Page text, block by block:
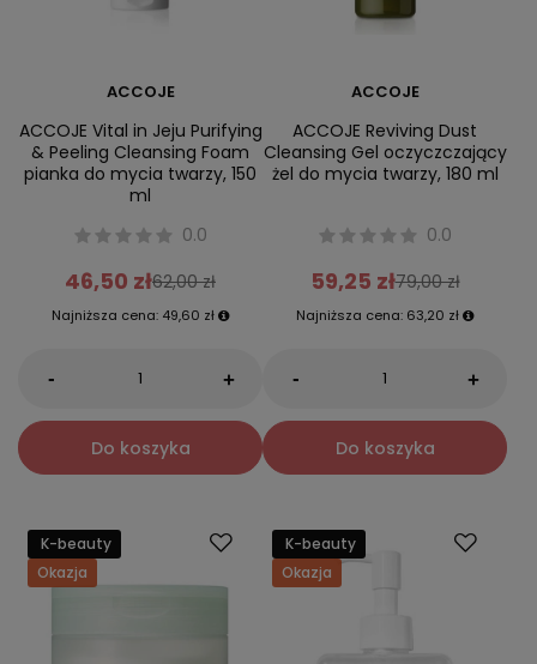
ACCOJE
ACCOJE Vital in Jeju Purifying
& Peeling Cleansing Foam
pianka do mycia twarzy, 150
ml
0.0
46,50 zł62,00 zł
Najniższa cena: 49,60 zł
- +
Do koszyka
ACCOJE
ACCOJE Reviving Dust
Cleansing Gel oczyczczający
żel do mycia twarzy, 180 ml
0.0
59,25 zł79,00 zł
Najniższa cena: 63,20 zł
- +
Do koszyka
K-beauty
Okazja
K-beauty
Okazja